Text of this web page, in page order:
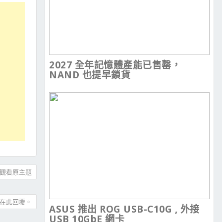
觀看原主題
此回覆。
2027 全年記憶體產能已售罄，
NAND 也提早鎖貨
ASUS 推出 ROG USB-C10G , 外接
USB 10GbE 網卡